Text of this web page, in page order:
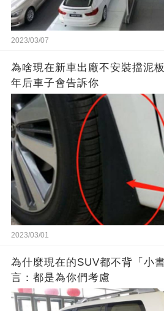
2023/03/07
為啥現在新車出廠不安裝擋泥
年后車子會告訴你
2023/03/01
為什麼現在的SUV都不背「小
言：都是為你們考慮